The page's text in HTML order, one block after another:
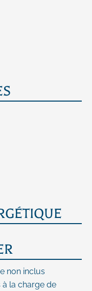
non inclus
à la charge de